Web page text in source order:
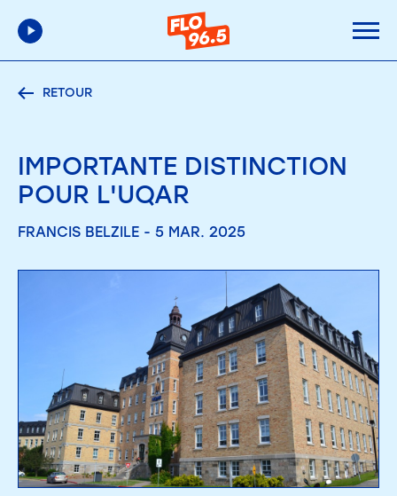
RETOUR
IMPORTANTE DISTINCTION
POUR L'UQAR
FRANCIS BELZILE - 5 MAR. 2025